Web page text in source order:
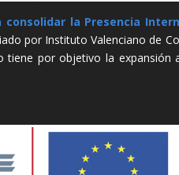
consolidar la Presencia
por Instituto Valenciano de
por objetivo la